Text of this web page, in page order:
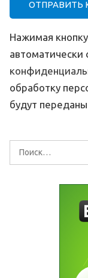
Нажимая
автоматически
обработку
будут
Найти: